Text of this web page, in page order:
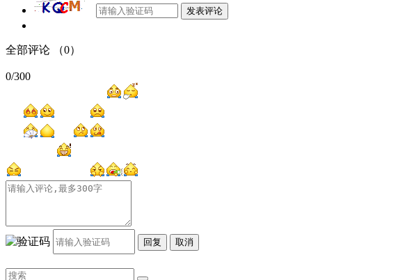
发表评论
全部评论 （0）
0/300
回复 取消